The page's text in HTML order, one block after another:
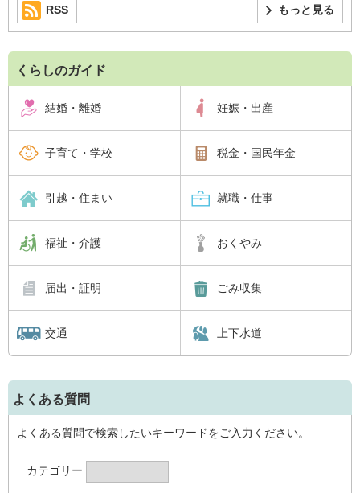
もっと見る
RSS
くらしのガイド
結婚・離婚 妊娠・出産
子育て・学校 税金・国民年金
引越・住まい 就職・仕事
福祉・介護 おくやみ
届出・証明 ごみ収集
交通 上下水道
よくある質問
よくある質問で検索したいキーワードをご入力ください。
カテゴリー